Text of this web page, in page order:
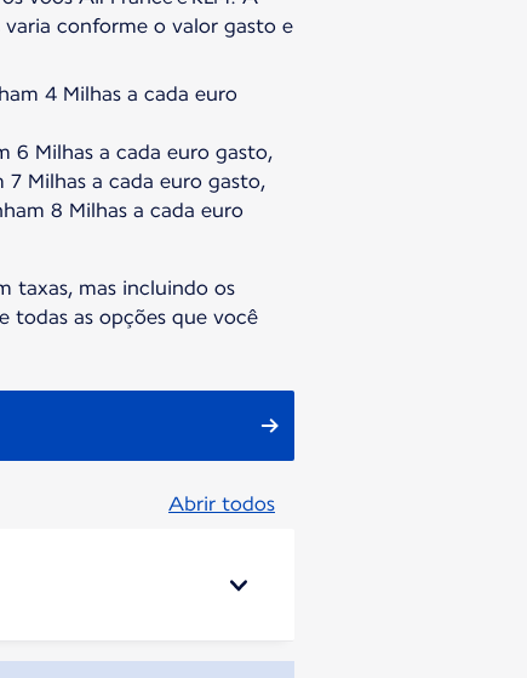
conforme o valor gasto e
4 Milhas a cada euro
6 Milhas a cada euro gasto,
7 Milhas a cada euro gasto,
8 Milhas a cada euro
taxas, mas incluindo os
todas as opções que você
Abrir todos